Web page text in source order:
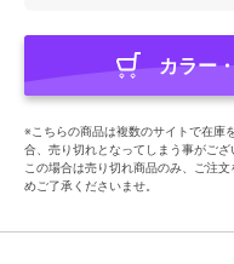
カラー
※こちらの商品は複数のサイトで在庫
合、売り切れとなってしまう事がござ
この場合は売り切れ商品のみ、ご注
めご了承くださいませ。